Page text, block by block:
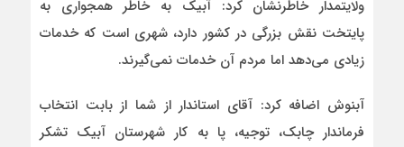
ولایتمدار خاطرنشان کرد: آبیک به خاطر همجواری به
پایتخت نقش بزرگی در کشور دارد، شهری است که خدمات
زیادی می‌دهد اما مردم آن خدمات نمی‌گیرند.
آبنوش اضافه کرد: آقای استاندار از شما از بابت انتخاب
فرماندار چابک، توجیه، پا به کار شهرستان آبیک تشکر